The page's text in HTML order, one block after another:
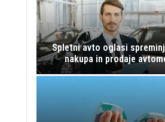
Spletni avto oglasi
nakupa in prodaje